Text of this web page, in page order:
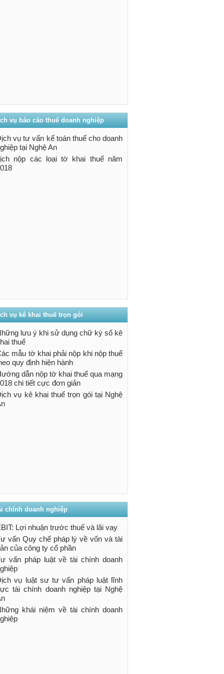
vụ báo cáo thuế doanh nghiệp
vụ tư vấn kế toán thuế cho doanh
tại Nghệ An
nộp các loại tờ khai thuế năm
vụ kê khai thuế trọn gói
lưu ý khi sử dụng chữ ký số kê
thuế
mẫu tờ khai phải nộp khi nộp thuế
quy định hiện hành
dẫn nộp tờ khai thuế qua mạng
chi tiết cực đơn giản
vụ kê khai thuế trọn gói tại Nghệ
chính doanh nghiệp
Lợi nhuận trước thuế và lãi vay
vấn Quy chế pháp lý về vốn và tài
của công ty cổ phần
vấn pháp luật về tài chính doanh
vụ luật sư tư vấn pháp luật lĩnh
tài chính doanh nghiệp tại Nghệ
khái niệm về tài chính doanh